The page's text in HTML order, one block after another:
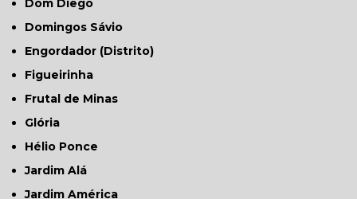
Dom Diego
Domingos Sávio
Engordador (Distrito)
Figueirinha
Frutal de Minas
Glória
Hélio Ponce
Jardim Alá
Jardim América